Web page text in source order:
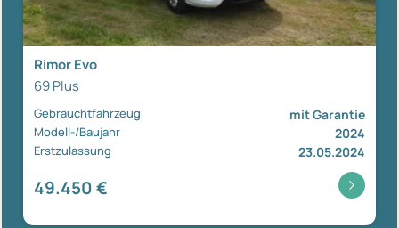
Rimor Evo
69 Plus
Gebrauchtfahrzeug mit Garantie
Modell-/Baujahr 2024
Erstzulassung 23.05.2024
49.450 €